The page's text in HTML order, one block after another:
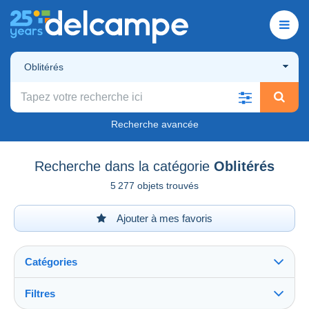
Oblitérés
Recherche avancée
Recherche dans la catégorie Oblitérés
5 277 objets trouvés
Ajouter à mes favoris
Catégories
Filtres